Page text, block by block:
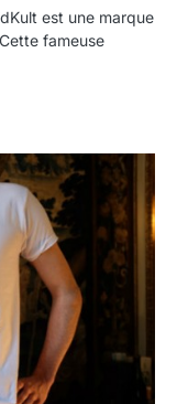
est une marque
fameuse